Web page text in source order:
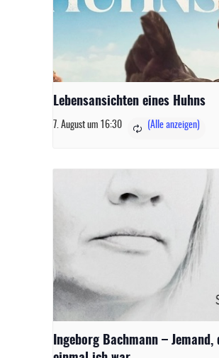
Lebensansichten eines Huhns
7. August um 16:30
Ingeborg Bachmann – Jemand,